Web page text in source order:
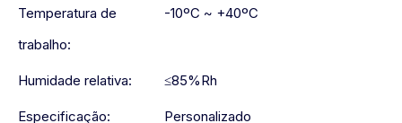
Temperatura de
trabalho:
-10ºC ~ +40ºC
Humidade relativa: ≤85%Rh
Especificação: Personalizado